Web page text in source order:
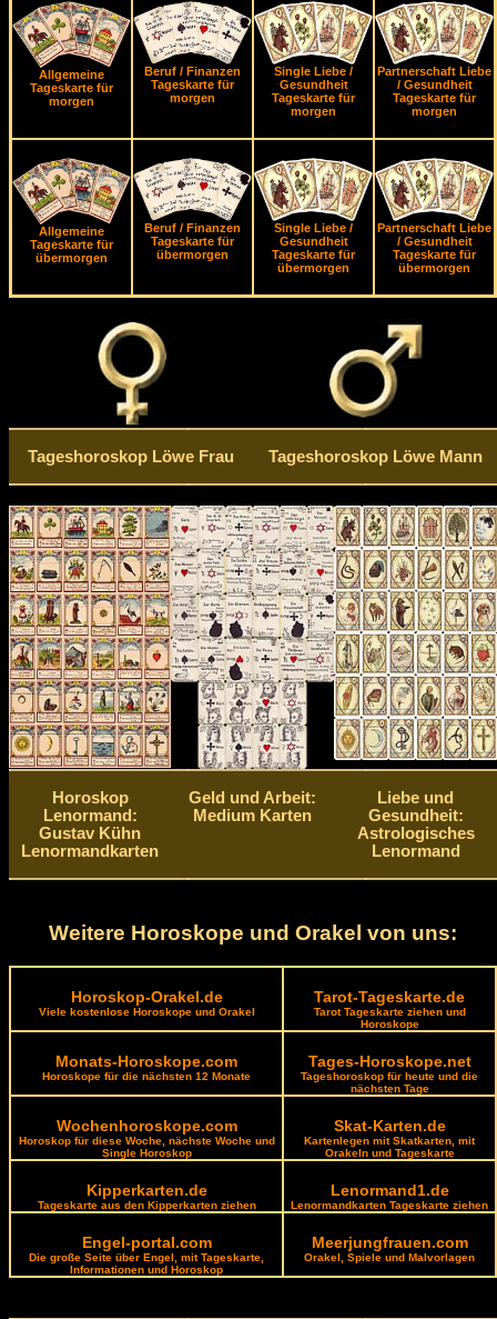
Allgemeine
Tageskarte für
morgen
Beruf / Finanzen
Tageskarte für
morgen
Single Liebe /
Gesundheit
Tageskarte für
morgen
Partnerschaft Liebe
/ Gesundheit
Tageskarte für
morgen
Allgemeine
Tageskarte für
übermorgen
Beruf / Finanzen
Tageskarte für
übermorgen
Single Liebe /
Gesundheit
Tageskarte für
übermorgen
Partnerschaft Liebe
/ Gesundheit
Tageskarte für
übermorgen
Tageshoroskop Löwe Frau Tageshoroskop Löwe Mann
Horoskop
Lenormand:
Gustav Kühn
Lenormandkarten
Geld und Arbeit:
Medium Karten
Liebe und
Gesundheit:
Astrologisches
Lenormand
Weitere Horoskope und Orakel von uns:
Horoskop-Orakel.de
Viele kostenlose Horoskope und Orakel
Tarot-Tageskarte.de
Tarot Tageskarte ziehen und
Horoskope
Monats-Horoskope.com
Horoskope für die nächsten 12 Monate
Tages-Horoskope.net
Tageshoroskop für heute und die
nächsten Tage
Wochenhoroskope.com
Horoskop für diese Woche, nächste Woche und
Single Horoskop
Skat-Karten.de
Kartenlegen mit Skatkarten, mit
Orakeln und Tageskarte
Kipperkarten.de
Tageskarte aus den Kipperkarten ziehen
Lenormand1.de
Lenormandkarten Tageskarte ziehen
Engel-portal.com
Die große Seite über Engel, mit Tageskarte,
Informationen und Horoskop
Meerjungfrauen.com
Orakel, Spiele und Malvorlagen